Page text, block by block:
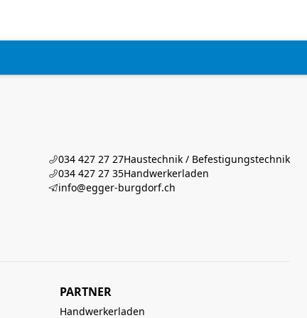
034 427 27 27Haustechnik / Befestigungstechnik
034 427 27 35Handwerkerladen
info@egger-burgdorf.ch
PARTNER
Handwerkerladen